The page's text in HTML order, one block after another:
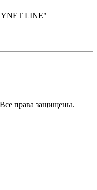
LINE"
права защищены.